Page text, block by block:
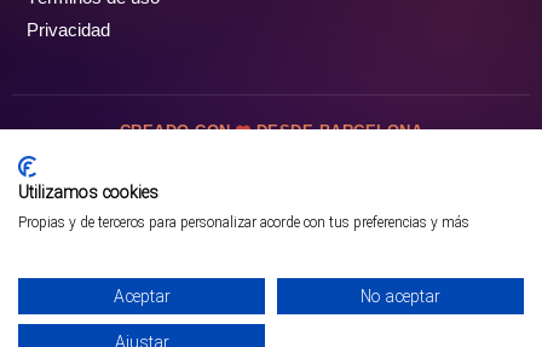
Privacidad
CREADO CON DESDE BARCELONA
Utilizamos cookies
Propias y de terceros para personalizar acorde con tus preferencias y más
Aceptar No aceptar
Ajustar